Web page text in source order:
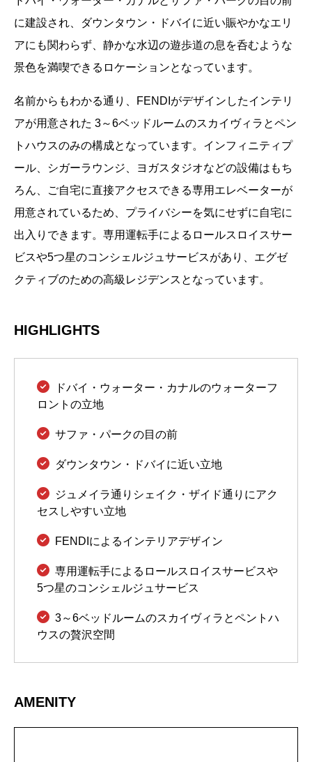
に建設され、ダウンタウン・ドバイに近い賑やかなエリ
アにも関わらず、静かな水辺の遊歩道の息を呑むような
景色を満喫できるロケーションとなっています。
名前からもわかる通り、FENDIがデザインしたインテリ
アが用意された 3～6ベッドルームのスカイヴ​​ィラとペン
トハウスのみの構成となっています。インフィニティプ
ール、シガーラウンジ、ヨガスタジオなどの設備はもち
ろん、ご自宅に直接アクセスできる専用エレベーターが
用意されているため、プライバシーを気にせずに自宅に
出入りできます。専用運転手によるロールスロイスサー
ビスや5つ星のコンシェルジュサービスがあり、エグゼ
クティブのための高級レジデンスとなっています。
HIGHLIGHTS
ドバイ・ウォーター・カナルのウォーターフ
ロントの立地
サファ・パークの目の前
ダウンタウン・ドバイに近い立地
ジュメイラ通りシェイク・ザイド通りにアク
セスしやすい立地
FENDIによるインテリアデザイン
専用運転手によるロールスロイスサービスや
5つ星のコンシェルジュサービス
3～6ベッドルームのスカイヴ​​ィラとペントハ
ウスの贅沢空間
AMENITY